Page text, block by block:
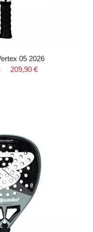
05 2026
209,90 €